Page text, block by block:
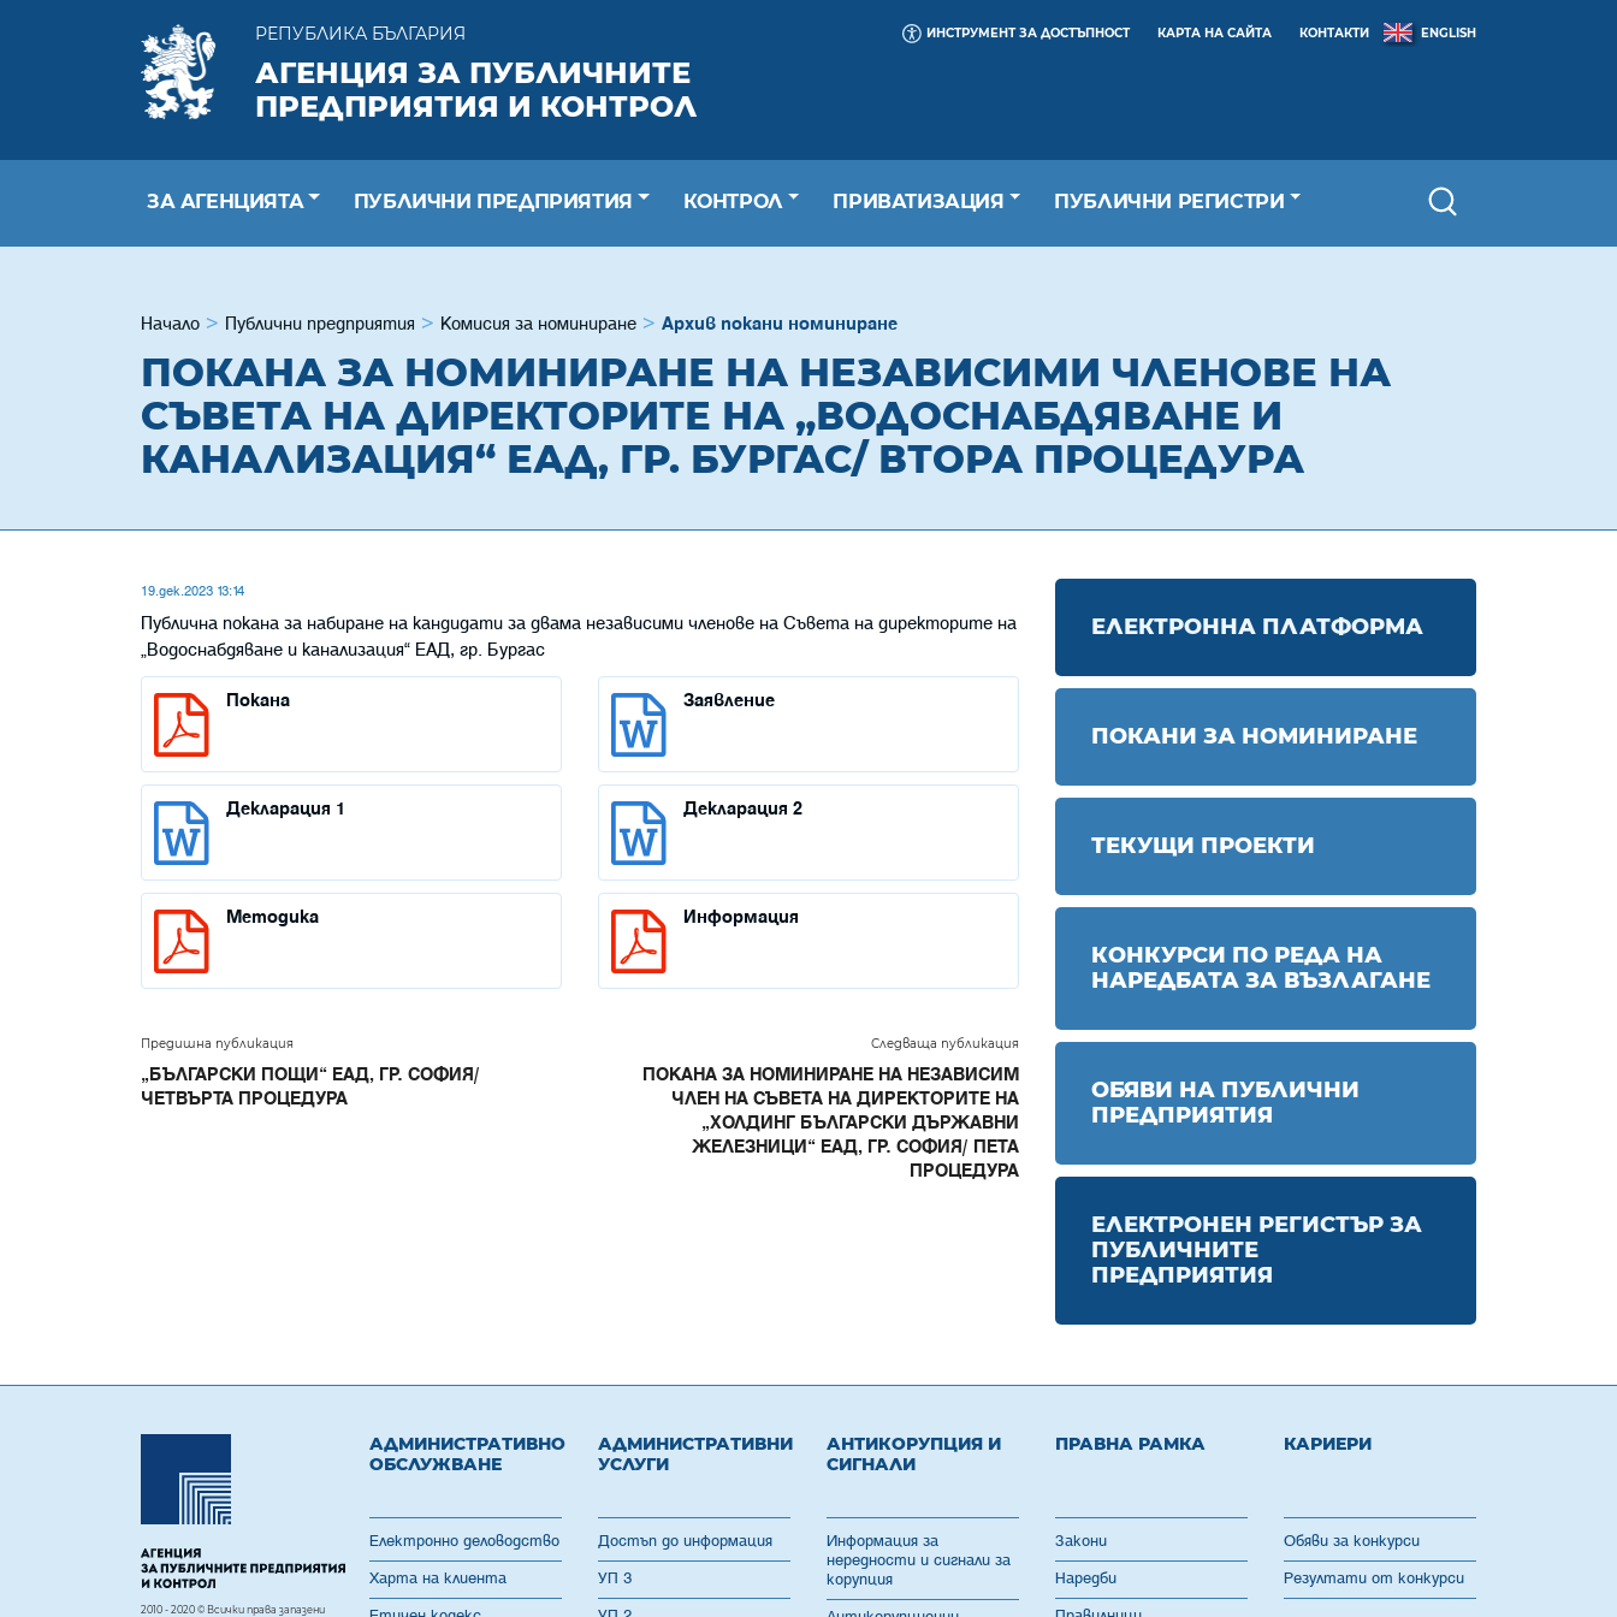
РЕПУБЛИКА БЪЛГАРИЯ
АГЕНЦИЯ ЗА ПУБЛИЧНИТЕ
ПРЕДПРИЯТИЯ И КОНТРОЛ
ИНСТРУМЕНТ ЗА ДОСТЪПНОСТ КАРТА НА САЙТА КОНТАКТИ ENGLISH
ЗА АГЕНЦИЯТА ПУБЛИЧНИ ПРЕДПРИЯТИЯ КОНТРОЛ ПРИВАТИЗАЦИЯ ПУБЛИЧНИ РЕГИСТРИ
Начало Публични предприятия Комисия за номиниране Архив покани номиниране
ПОКАНА ЗА НОМИНИРАНЕ НА НЕЗАВИСИМИ ЧЛЕНОВЕ НА
СЪВЕТА НА ДИРЕКТОРИТЕ НА „ВОДОСНАБДЯВАНЕ И
КАНАЛИЗАЦИЯ“ ЕАД, ГР. БУРГАС/ ВТОРА ПРОЦЕДУРА
19.дек.2023 13:14
Публична покана за набиране на кандидати за двама независими членове на Съвета на директорите на
„Водоснабдяване и канализация“ ЕАД, гр. Бургас
Покана Заявление
Декларация 1 Декларация 2
Методика Информация
Предишна публикация
„БЪЛГАРСКИ ПОЩИ“ ЕАД, ГР. СОФИЯ/
ЧЕТВЪРТА ПРОЦЕДУРА
Следваща публикация
ПОКАНА ЗА НОМИНИРАНЕ НА НЕЗАВИСИМ
ЧЛЕН НА СЪВЕТА НА ДИРЕКТОРИТЕ НА
„ХОЛДИНГ БЪЛГАРСКИ ДЪРЖАВНИ
ЖЕЛЕЗНИЦИ“ ЕАД, ГР. СОФИЯ/ ПЕТА
ПРОЦЕДУРА
ЕЛЕКТРОННА ПЛАТФОРМА
ПОКАНИ ЗА НОМИНИРАНЕ
ТЕКУЩИ ПРОЕКТИ
КОНКУРСИ ПО РЕДА НА
НАРЕДБАТА ЗА ВЪЗЛАГАНЕ
ОБЯВИ НА ПУБЛИЧНИ
ПРЕДПРИЯТИЯ
ЕЛЕКТРОНЕН РЕГИСТЪР ЗА
ПУБЛИЧНИТЕ
ПРЕДПРИЯТИЯ
2010 - 2020 © Всички права запазени
АДМИНИСТРАТИВНО
ОБСЛУЖВАНЕ
Електронно деловодство
Харта на клиента
АДМИНИСТРАТИВНИ
УСЛУГИ
Достъп до информация
УП 3
АНТИКОРУПЦИЯ И
СИГНАЛИ
Информация за
нередности и сигнали за
корупция
ПРАВНА РАМКА
Закони
Наредби
КАРИЕРИ
Обяви за конкурси
Резултати от конкурси